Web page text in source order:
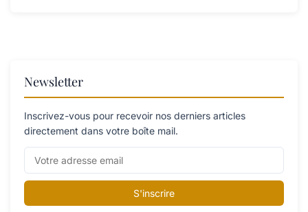
Newsletter
Inscrivez-vous pour recevoir nos derniers articles
directement dans votre boîte mail.
S'inscrire